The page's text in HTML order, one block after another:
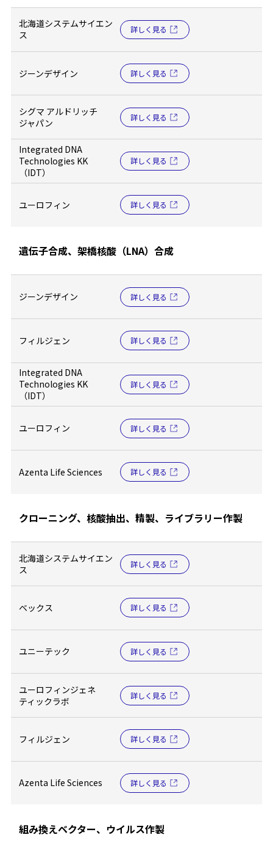
北海道システムサイエン
ス
詳しく見る
ジーンデザイン 詳しく見る
シグマ アルドリッチ
ジャパン
詳しく見る
Integrated DNA
Technologies KK
（IDT）
詳しく見る
ユーロフィン 詳しく見る
遺伝子合成、架橋核酸（LNA）合成
ジーンデザイン 詳しく見る
フィルジェン 詳しく見る
Integrated DNA
Technologies KK
（IDT）
詳しく見る
ユーロフィン 詳しく見る
Azenta Life Sciences 詳しく見る
クローニング、核酸抽出、精製、ライブラリー作製
北海道システムサイエン
ス
詳しく見る
ベックス 詳しく見る
ユニーテック 詳しく見る
ユーロフィンジェネ
ティックラボ
詳しく見る
フィルジェン 詳しく見る
Azenta Life Sciences 詳しく見る
組み換えベクター、ウイルス作製